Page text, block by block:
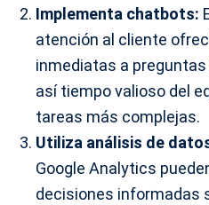
Implementa chatbots:
atención al cliente
inmediatas a
así tiempo valioso del
tareas más complejas.
Utiliza análisis de
Google Analytics
decisiones informadas